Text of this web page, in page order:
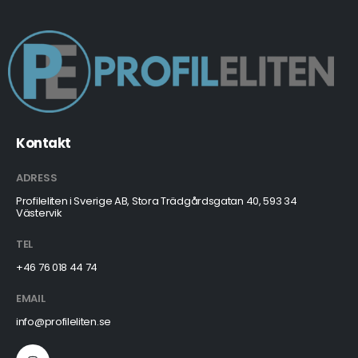
Kontakt
ADRESS
Profileliten i Sverige AB, Stora Trädgårdsgatan 40, 593 34
Västervik
TEL
+46 76 018 44 74
EMAIL
info@profileliten.se